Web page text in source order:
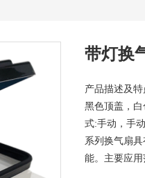
带灯换
产品描述及
黑色顶盖，
式:手动，手
系列换气扇
能。主要应